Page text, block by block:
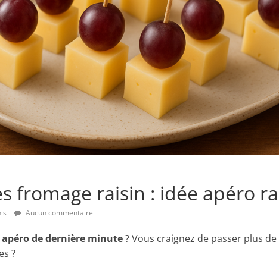
fromage raisin : idée apéro
Aucun commentaire
apéro de dernière minute? Vous craignez de passer plus
?